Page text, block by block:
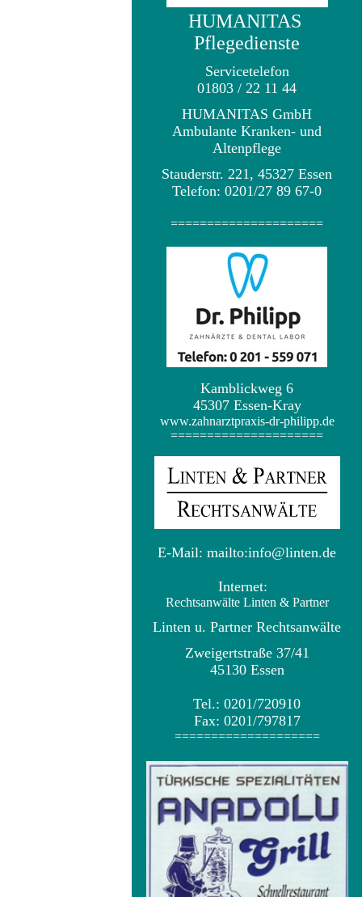
HUMANITAS
Pflegedienste
Servicetelefon
01803 / 22 11 44
HUMANITAS GmbH
Ambulante Kranken- und
Altenpflege
Stauderstr. 221, 45327 Essen
Telefon: 0201/27 89 67-0
=====================
Kamblickweg 6
45307 Essen-Kray
www.zahnarztpraxis-dr-philipp.de
=====================
E-Mail: mailto:info@linten.de
Internet:
Rechtsanwälte Linten & Partner
Linten u. Partner Rechtsanwälte
Zweigertstraße 37/41
45130 Essen
Tel.: 0201/720910
Fax: 0201/797817
====================